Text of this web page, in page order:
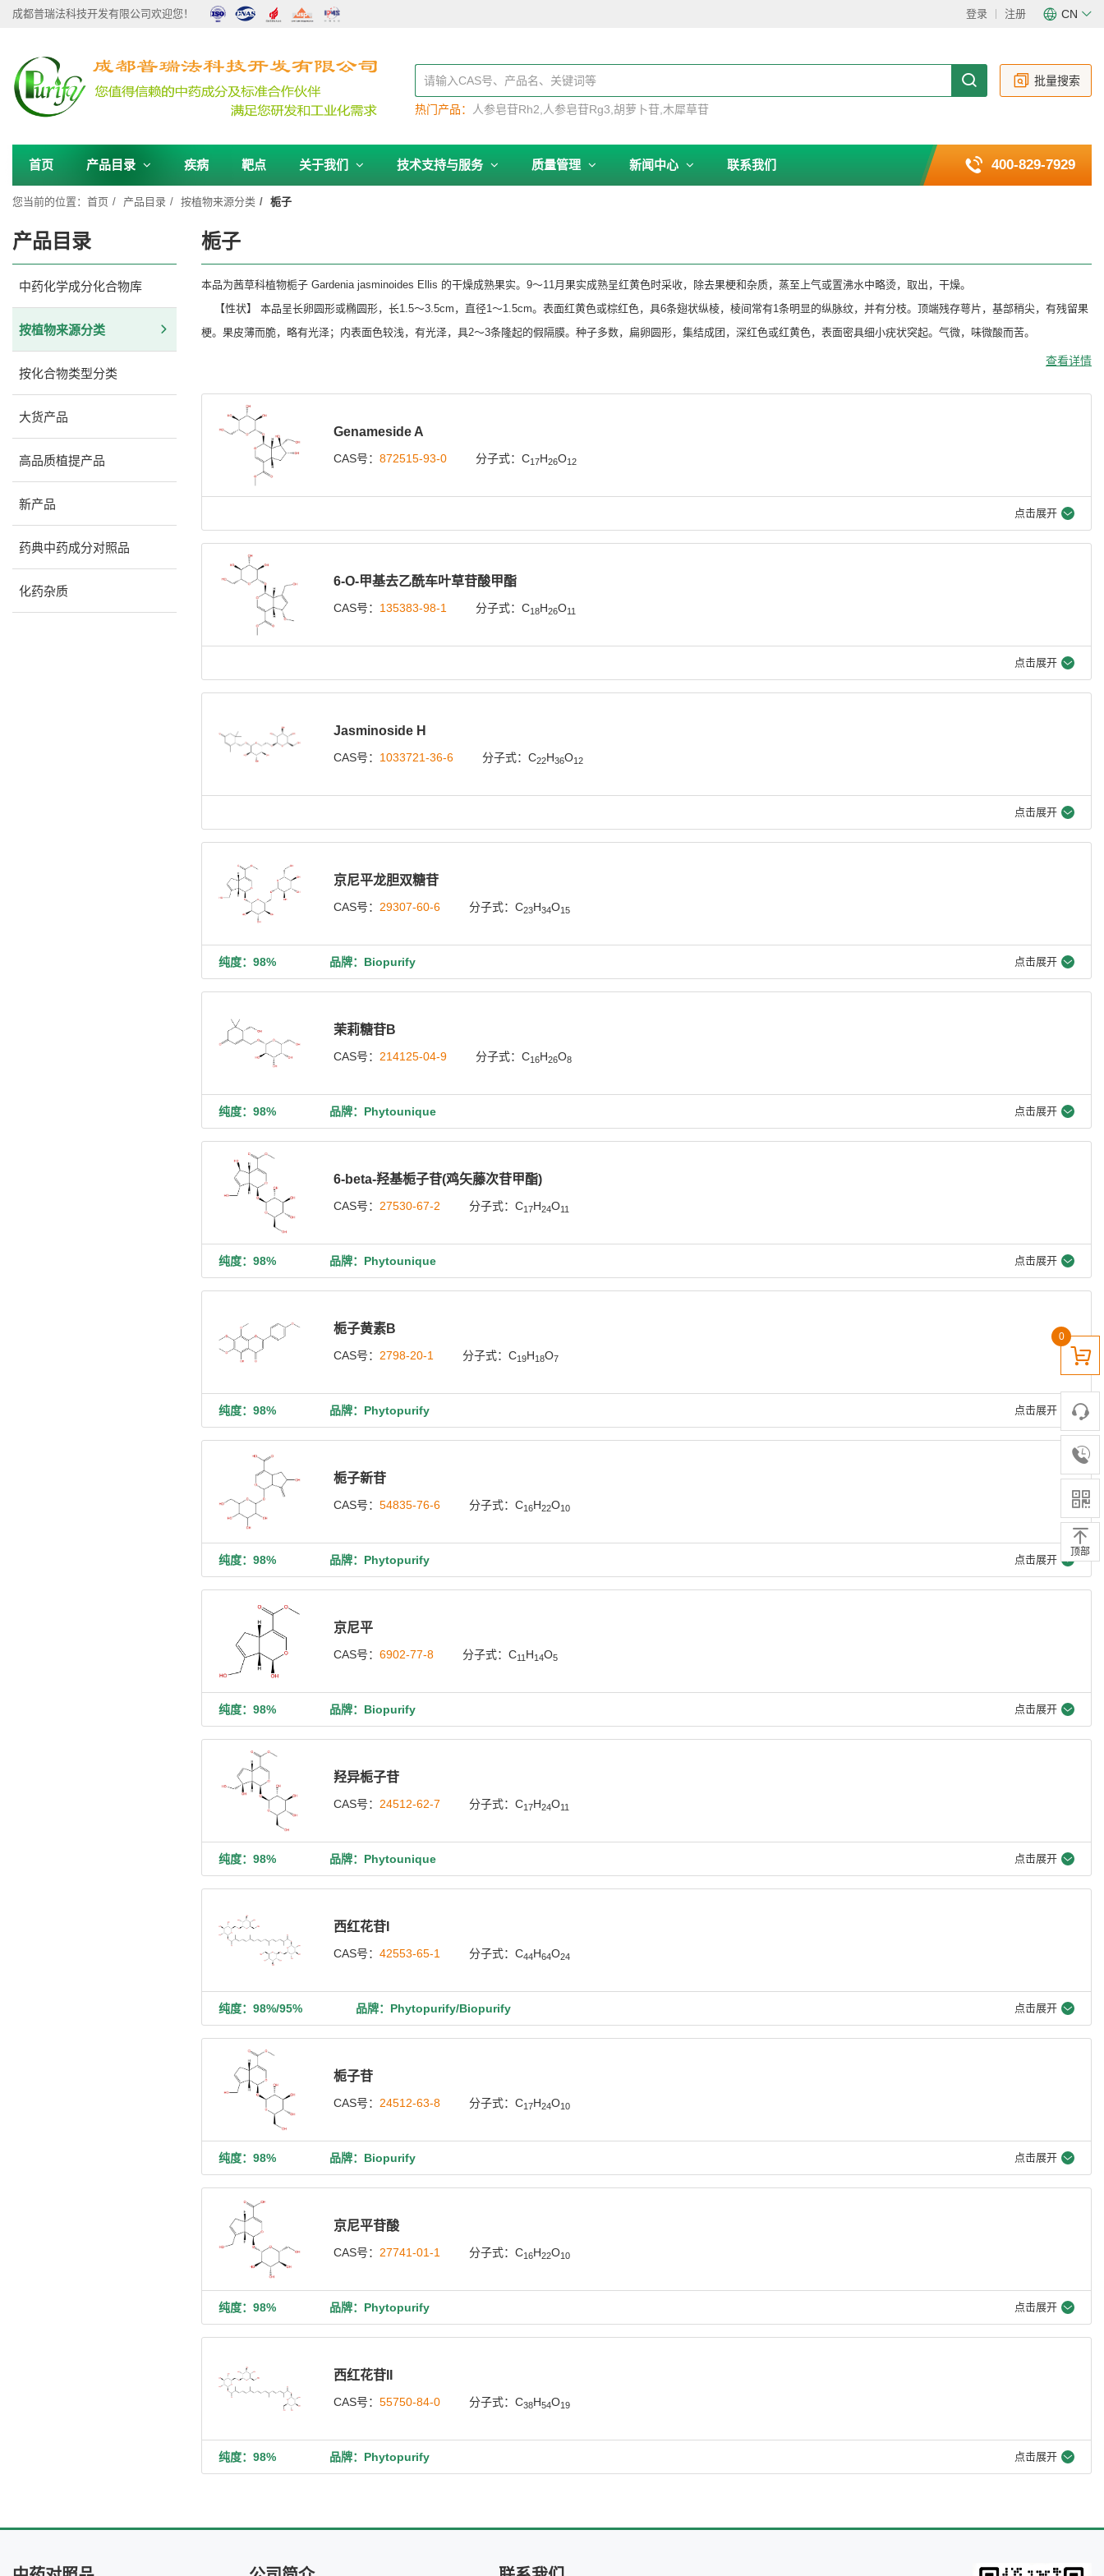
成都普瑞法科技开发有限公司欢迎您！ 登录 注册 CN
EN
热门产品： 人参皂苷Rh2 人参皂苷Rg3 胡萝卜苷 木犀草苷
批量搜索
首页 产品目录 疾病 靶点 关于我们 技术支持与服务 质量管理 新闻中心 联系我们 400-829-7929
您当前的位置： 首页 产品目录 按植物来源分类 栀子
产品目录
中药化学成分化合物库
按植物来源分类
按化合物类型分类
大货产品
高品质植提产品
新产品
药典中药成分对照品
化药杂质
栀子
本品为茜草科植物栀子 Gardenia jasminoides Ellis 的干燥成熟果实。9～11月果实成熟呈红黄色时采收，除去果梗和杂质，蒸至上气或置沸水中略烫，取出，干燥。
【性状】 本品呈长卵圆形或椭圆形，长1.5～3.5cm，直径1～1.5cm。表面红黄色或棕红色，具6条翅状纵棱，棱间常有1条明显的纵脉纹，并有分枝。顶端残存萼片，基部稍尖，有残留果
梗。果皮薄而脆，略有光泽；内表面色较浅，有光泽，具2～3条隆起的假隔膜。种子多数，扁卵圆形，集结成团，深红色或红黄色，表面密具细小疣状突起。气微，味微酸而苦。
查看详情
Genameside A
CAS号： 872515-93-0 分子式：C17H26O12
点击展开
6-O-甲基去乙酰车叶草苷酸甲酯
CAS号： 135383-98-1 分子式：C18H26O11
点击展开
Jasminoside H
CAS号： 1033721-36-6 分子式：C22H36O12
点击展开
京尼平龙胆双糖苷
CAS号： 29307-60-6 分子式：C23H34O15
纯度：98% 品牌：Biopurify 点击展开
茉莉糖苷B
CAS号： 214125-04-9 分子式：C16H26O8
纯度：98% 品牌：Phytounique 点击展开
6-beta-羟基栀子苷(鸡矢藤次苷甲酯)
CAS号： 27530-67-2 分子式：C17H24O11
纯度：98% 品牌：Phytounique 点击展开
栀子黄素B
CAS号： 2798-20-1 分子式：C19H18O7
纯度：98% 品牌：Phytopurify 点击展开
栀子新苷
CAS号： 54835-76-6 分子式：C16H22O10
纯度：98% 品牌：Phytopurify 点击展开
京尼平
CAS号： 6902-77-8 分子式：C11 H14O5
纯度：98% 品牌：Biopurify 点击展开
羟异栀子苷
CAS号： 24512-62-7 分子式：C17H24O11
纯度：98% 品牌：Phytounique 点击展开
西红花苷I
CAS号： 42553-65-1 分子式：C44H64O24
纯度：98%/95% 品牌：Phytopurify/Biopurify 点击展开
栀子苷
CAS号： 24512-63-8 分子式：C17H24O10
纯度：98% 品牌：Biopurify 点击展开
京尼平苷酸
CAS号： 27741-01-1 分子式：C16H22O10
纯度：98% 品牌：Phytopurify 点击展开
西红花苷II
CAS号： 55750-84-0 分子式：C38H54O19
纯度：98% 品牌：Phytopurify 点击展开
0
顶部